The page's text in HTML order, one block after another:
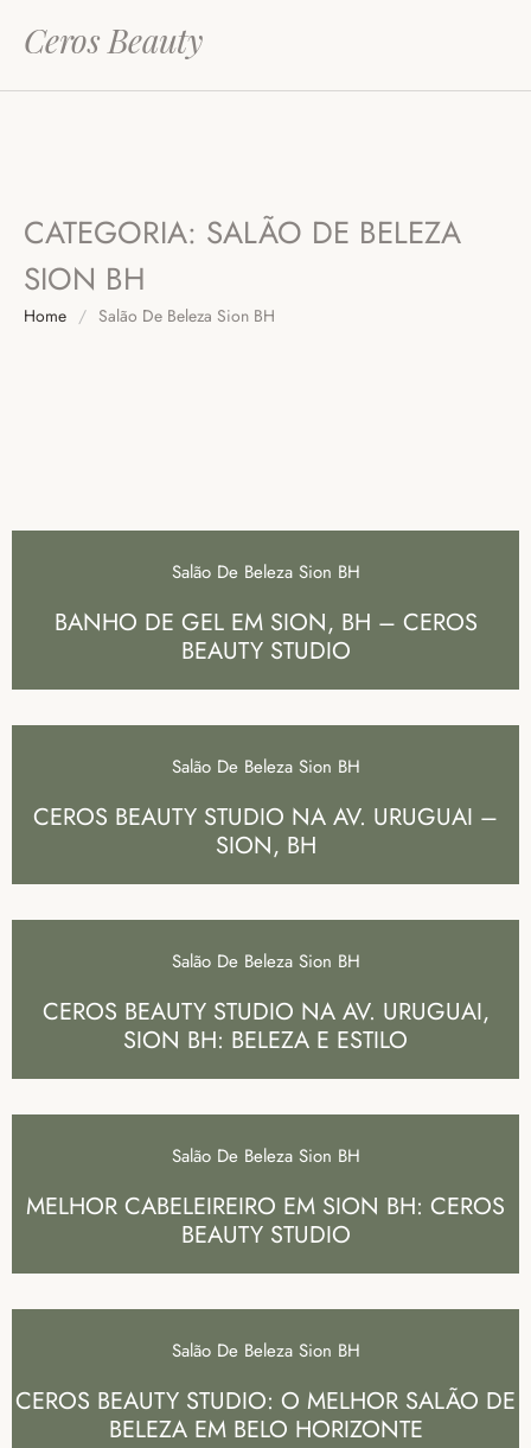
Ceros Beauty
CATEGORIA: SALÃO DE BELEZA
SION BH
Home / Salão De Beleza Sion BH
Salão De Beleza Sion BH
BANHO DE GEL EM SION, BH – CEROS
BEAUTY STUDIO
Salão De Beleza Sion BH
CEROS BEAUTY STUDIO NA AV. URUGUAI –
SION, BH
Salão De Beleza Sion BH
CEROS BEAUTY STUDIO NA AV. URUGUAI,
SION BH: BELEZA E ESTILO
Salão De Beleza Sion BH
MELHOR CABELEIREIRO EM SION BH: CEROS
BEAUTY STUDIO
Salão De Beleza Sion BH
CEROS BEAUTY STUDIO: O MELHOR SALÃO DE
BELEZA EM BELO HORIZONTE